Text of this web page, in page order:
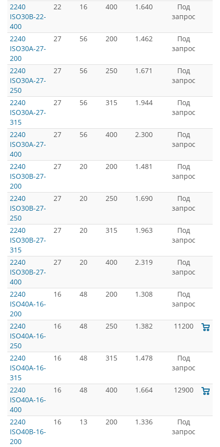
2240
ISO30B-22-
400
22 16 400 1.640
Под
запрос
2240
ISO30A-27-
200
27 56 200 1.462
Под
запрос
2240
ISO30A-27-
250
27 56 250 1.671
Под
запрос
2240
ISO30A-27-
315
27 56 315 1.944
Под
запрос
2240
ISO30A-27-
400
27 56 400 2.300
Под
запрос
2240
ISO30B-27-
200
27 20 200 1.481
Под
запрос
2240
ISO30B-27-
250
27 20 250 1.690
Под
запрос
2240
ISO30B-27-
315
27 20 315 1.963
Под
запрос
2240
ISO30B-27-
400
27 20 400 2.319
Под
запрос
2240
ISO40A-16-
200
16 48 200 1.308
Под
запрос
2240
ISO40A-16-
250
16 48 250 1.382 11200
2240
ISO40A-16-
315
16 48 315 1.478
Под
запрос
2240
ISO40A-16-
400
16 48 400 1.664 12900
2240
ISO40B-16-
200
16 13 200 1.336
Под
запрос